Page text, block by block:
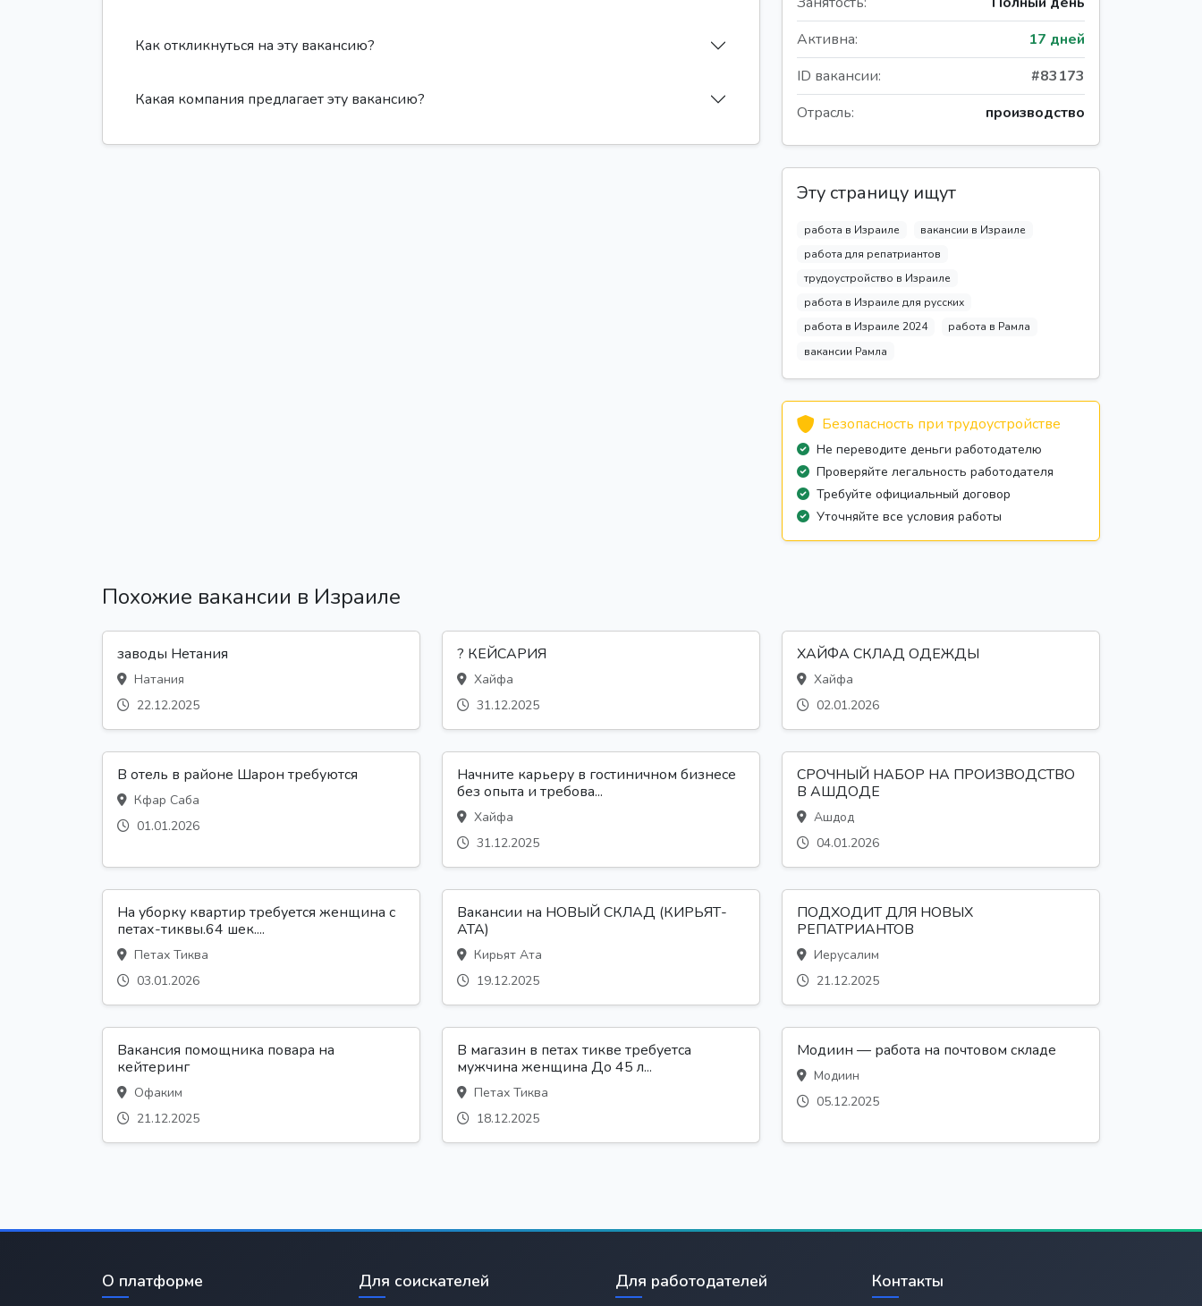
Как откликнуться на эту вакансию?
Какая компания предлагает эту вакансию?
Активна:
17 дней
ID вакансии:
#83173
Отрасль:
производство
Эту страницу ищут
работа в Израиле
вакансии в Израиле
работа для репатриантов
трудоустройство в Израиле
работа в Израиле для русских
работа в Израиле 2024
работа в Рамла
вакансии Рамла
Безопасность при трудоустройстве
Не переводите деньги работодателю
Проверяйте легальность работодателя
Требуйте официальный договор
Уточняйте все условия работы
Похожие вакансии в Израиле
заводы Нетания
Натания
22.12.2025
? КЕЙСАРИЯ
Хайфа
31.12.2025
ХАЙФА СКЛАД ОДЕЖДЫ
Хайфа
02.01.2026
В отель в районе Шарон требуются
Кфар Саба
01.01.2026
Начните карьеру в гостиничном бизнесе
без опыта и требова...
Хайфа
31.12.2025
СРОЧНЫЙ НАБОР НА ПРОИЗВОДСТВО
В АШДОДЕ
Ашдод
04.01.2026
На уборку квартир требуется женщина с
петах-тиквы.64 шек....
Петах Тиква
03.01.2026
Вакансии на НОВЫЙ СКЛАД (КИРЬЯТ-
АТА)
Кирьят Ата
19.12.2025
ПОДХОДИТ ДЛЯ НОВЫХ
РЕПАТРИАНТОВ
Иерусалим
21.12.2025
Вакансия помощника повара на
кейтеринг
Офаким
21.12.2025
В магазин в петах тикве требуетса
мужчина женщина До 45 л...
Петах Тиква
18.12.2025
Модиин — работа на почтовом складе
Модиин
05.12.2025
О платформе Для соискателей Для работодателей Контакты